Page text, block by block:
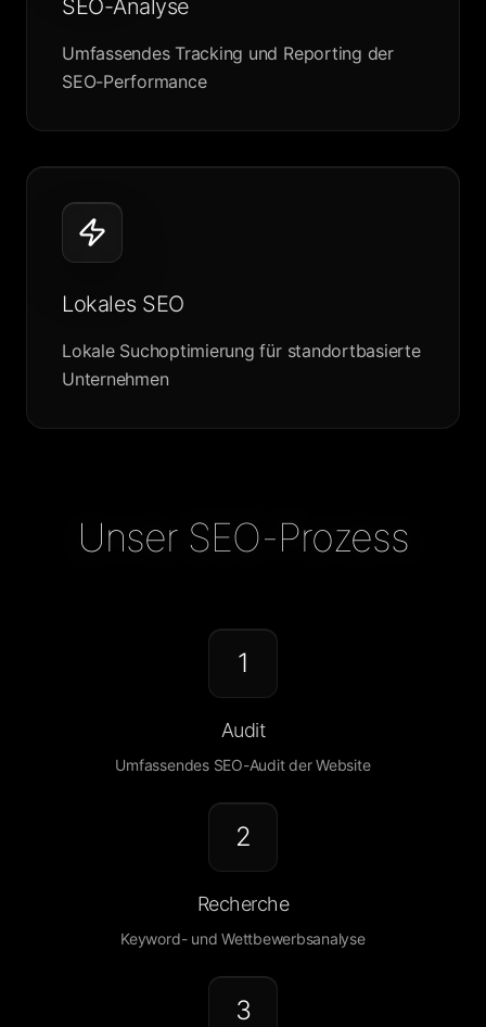
SEO-Analyse
Umfassendes Tracking und Reporting der
SEO-Performance
Lokales SEO
Lokale Suchoptimierung für standortbasierte
Unternehmen
Unser SEO-Prozess
1
Audit
Umfassendes SEO-Audit der Website
2
Recherche
Keyword- und Wettbewerbsanalyse
3